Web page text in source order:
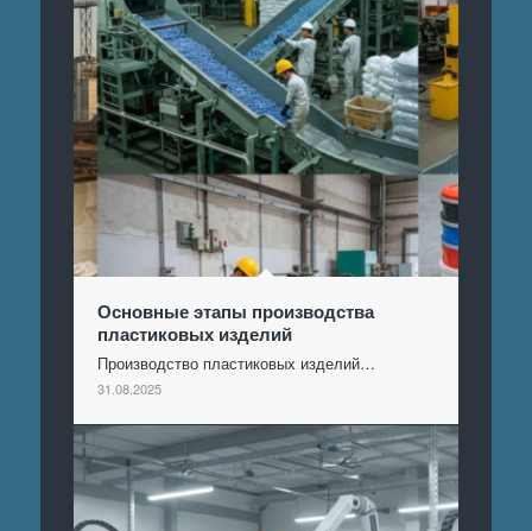
Основные этапы производства
пластиковых изделий
Производство пластиковых изделий…
31.08.2025